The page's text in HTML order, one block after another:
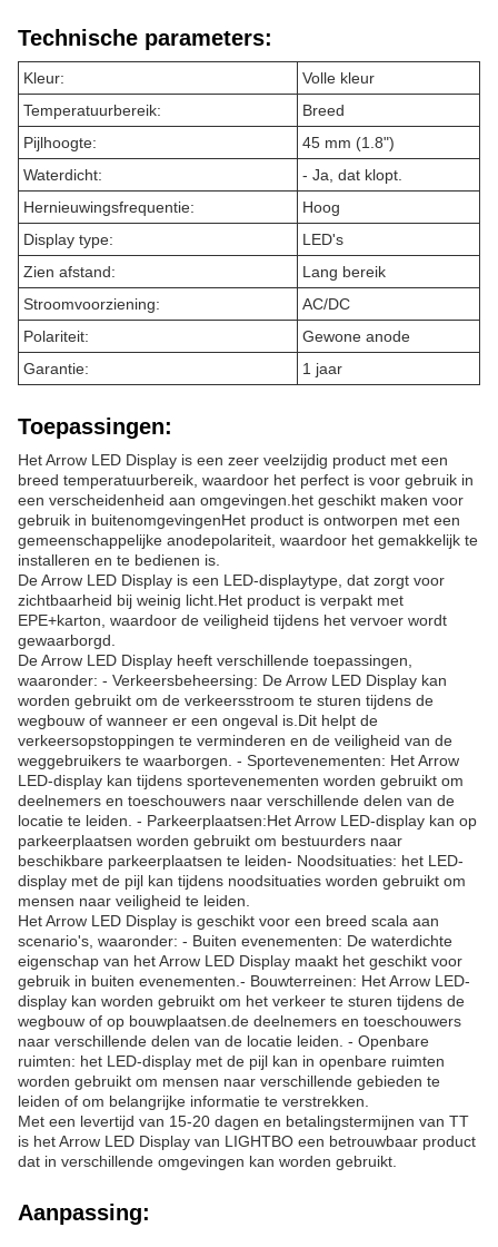
Technische parameters:
Kleur:
Volle kleur
Temperatuurbereik:
Breed
Pijlhoogte:
45 mm (1.8")
Waterdicht:
- Ja, dat klopt.
Hernieuwingsfrequentie:
Hoog
Display type:
LED's
Zien afstand:
Lang bereik
Stroomvoorziening:
AC/DC
Polariteit:
Gewone anode
Garantie:
1 jaar
Toepassingen:
Het Arrow LED Display is een zeer veelzijdig product met een
breed temperatuurbereik, waardoor het perfect is voor gebruik in
een verscheidenheid aan omgevingen.het geschikt maken voor
gebruik in buitenomgevingenHet product is ontworpen met een
gemeenschappelijke anodepolariteit, waardoor het gemakkelijk te
installeren en te bedienen is.
De Arrow LED Display is een LED-displaytype, dat zorgt voor
zichtbaarheid bij weinig licht.Het product is verpakt met
EPE+karton, waardoor de veiligheid tijdens het vervoer wordt
gewaarborgd.
De Arrow LED Display heeft verschillende toepassingen,
waaronder: - Verkeersbeheersing: De Arrow LED Display kan
worden gebruikt om de verkeersstroom te sturen tijdens de
wegbouw of wanneer er een ongeval is.Dit helpt de
verkeersopstoppingen te verminderen en de veiligheid van de
weggebruikers te waarborgen. - Sportevenementen: Het Arrow
LED-display kan tijdens sportevenementen worden gebruikt om
deelnemers en toeschouwers naar verschillende delen van de
locatie te leiden. - Parkeerplaatsen:Het Arrow LED-display kan op
parkeerplaatsen worden gebruikt om bestuurders naar
beschikbare parkeerplaatsen te leiden- Noodsituaties: het LED-
display met de pijl kan tijdens noodsituaties worden gebruikt om
mensen naar veiligheid te leiden.
Het Arrow LED Display is geschikt voor een breed scala aan
scenario's, waaronder: - Buiten evenementen: De waterdichte
eigenschap van het Arrow LED Display maakt het geschikt voor
gebruik in buiten evenementen.- Bouwterreinen: Het Arrow LED-
display kan worden gebruikt om het verkeer te sturen tijdens de
wegbouw of op bouwplaatsen.de deelnemers en toeschouwers
naar verschillende delen van de locatie leiden. - Openbare
ruimten: het LED-display met de pijl kan in openbare ruimten
worden gebruikt om mensen naar verschillende gebieden te
leiden of om belangrijke informatie te verstrekken.
Met een levertijd van 15-20 dagen en betalingstermijnen van TT
is het Arrow LED Display van LIGHTBO een betrouwbaar product
dat in verschillende omgevingen kan worden gebruikt.
Aanpassing: